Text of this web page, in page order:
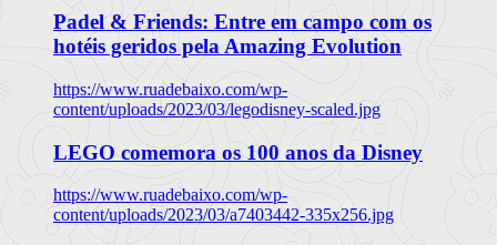
Padel & Friends: Entre em campo com os
hotéis geridos pela Amazing Evolution
https://www.ruadebaixo.com/wp-
content/uploads/2023/03/legodisney-scaled.jpg
LEGO comemora os 100 anos da Disney
https://www.ruadebaixo.com/wp-
content/uploads/2023/03/a7403442-335x256.jpg